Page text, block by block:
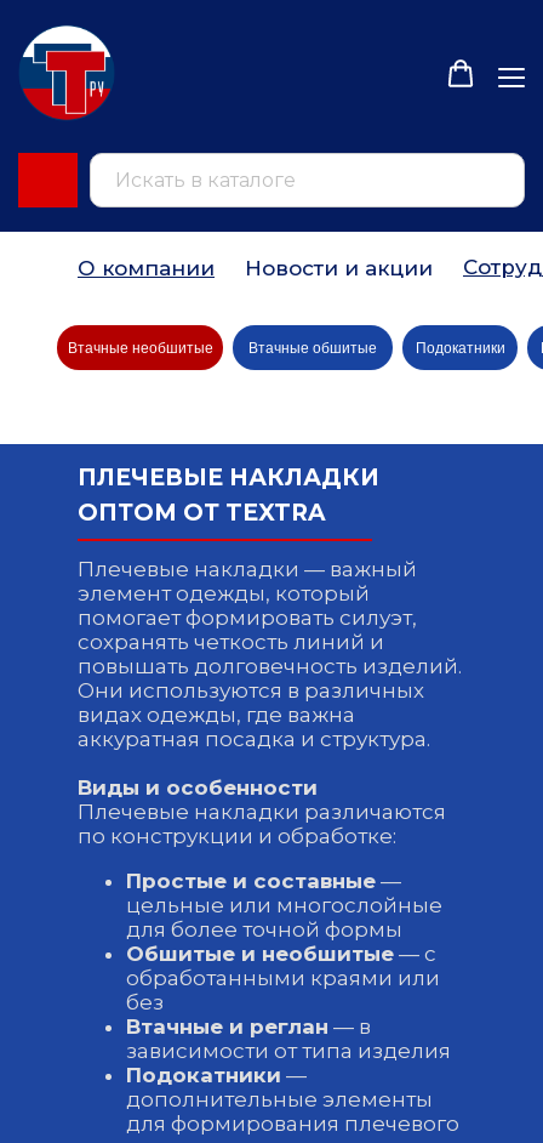
О компании Новости и акции
Втачные необшитые Втачные обшитые Подокатники
ПЛЕЧЕВЫЕ НАКЛАДКИ
ОПТОМ ОТ TEXTRA
Плечевые накладки — важный
элемент одежды, который
помогает формировать силуэт,
сохранять четкость линий и
повышать долговечность изделий.
Они используются в различных
видах одежды, где важна
аккуратная посадка и структура.
Виды и особенности
Плечевые накладки различаются
по конструкции и обработке:
Простые и составные —
цельные или многослойные
для более точной формы
Обшитые и необшитые — с
обработанными краями или
без
Втачные и реглан — в
зависимости от типа изделия
Подокатники —
дополнительные элементы
для формирования плечевого